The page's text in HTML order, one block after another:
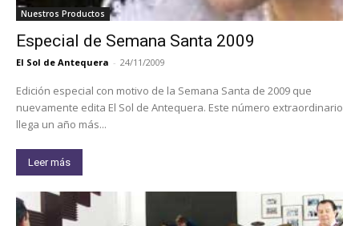
Nuestros Productos
Especial de Semana Santa 2009
El Sol de Antequera - 24/11/2009
Edición especial con motivo de la Semana Santa de 2009 que
nuevamente edita El Sol de Antequera. Este número extraordinario
llega un año más...
Leer más